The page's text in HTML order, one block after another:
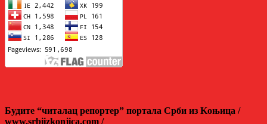
Будите “читалац репортер” портала Срби из Kоњица /
www.srbiizkonjica.com /